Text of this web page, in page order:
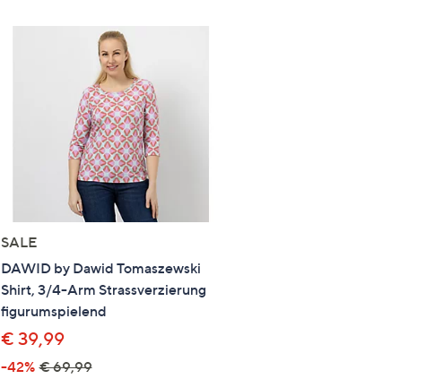
SALE
DAWID by Dawid Tomaszewski
Shirt, 3/4-Arm Strassverzierung
figurumspielend
€ 39,99
-42% € 69,99